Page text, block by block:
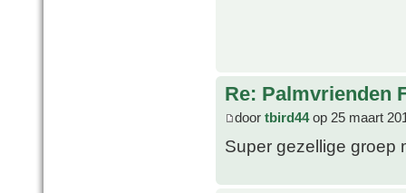
Re: Palmvrienden
door tbird44op 25 maart
Super gezellige groep